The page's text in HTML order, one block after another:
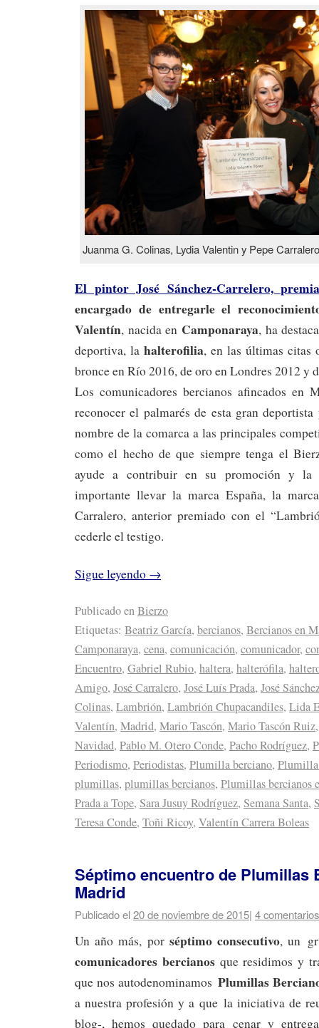
Juanma G. Colinas, Lydia Valentin y Pepe
El pintor José Sánchez-Carrelero,
encargado de entregarle el
Valentín, nacida en Camponaraya, ha
deportiva, lahalterofilia, en las últimas citas
bronce en Río 2016, de oro en Londres 2012 y
Los comunicadores bercianos afincados en
reconocer el palmarés de esta gran
nombre de la comarca a las principales
como el hecho de que siempre tenga el
ayude a contribuir en su promoción y la
importante llevar la marca España, la
Carralero, anterior premiado con el
cederle el testigo.
Sigue leyendo →
Publicado enBierzo
Etiquetas: Beatriz García, bercianos, Bercianos en
Camponaraya, cena, comunicación, comunicador,
Encuentro, Gabriel Rubio, haltera, halterófila,
Amigo, José Carralero, José Luís Prada, José
Colinas, Lambrión, Lambrión Chupacandiles, Lida
Valentín, Madrid, Mario Tascón, Mario Tascón Ruiz
Navidad, Pablo M. Otero Conde, Pacho Rodríguez,
Periodismo, Periodistas, Plumilla berciano, Plumilla
plumillas, plumillas bercianos, Plumillas bercianos
Prada a Tope, Sara Jusuy Rodríguez, Semana Santa,
Teresa Conde, Toñi Ricoy, Valentín Carrera Boleas
Séptimo encuentro de Plumillas
Madrid
Publicado el20 de noviembre de 2015| 4 comentarios
Un año más, por séptimo consecutivo, un
comunicadores bercianosque residimos y
que nos autodenominamos Plumillas
a nuestra profesión y a que la iniciativa de
blog-, hemos quedado para cenar y